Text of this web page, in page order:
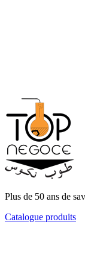
Plus de 50 ans de
Catalogue produits